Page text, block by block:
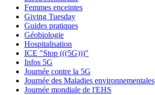
Femmes enceintes
Giving Tuesday
Guides pratiques
Géobiologie
Hospitalisation
ICE "Stop (((5G)))"
Infos 5G
Journée contre la 5G
Journée des Maladies environnementales
Journée mondiale de l'EHS